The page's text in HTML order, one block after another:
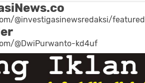
@investigasinewsredaksi/featured
@DwiPurwanto-kd4uf